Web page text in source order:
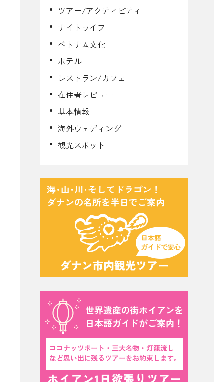
ツアー/アクティビティ
ナイトライフ
ベトナム文化
ホテル
レストラン/カフェ
在住者レビュー
基本情報
海外ウェディング
観光スポット